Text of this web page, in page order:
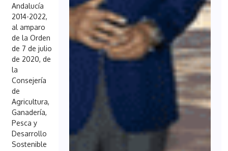
Andalucía
2014-2022,
al amparo
de la Orden
de 7 de julio
de 2020, de
la
Consejería
de
Agricultura,
Ganadería,
Pesca y
Desarrollo
Sostenible